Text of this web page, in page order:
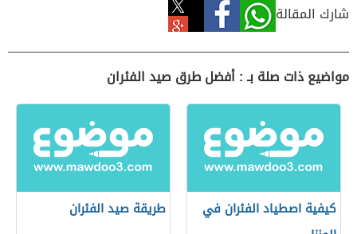
شارك المقالة
مواضيع ذات صلة بـ : أفضل طرق صيد الفئران
كيفية اصطياد الفئران في
طريقة صيد الفئران